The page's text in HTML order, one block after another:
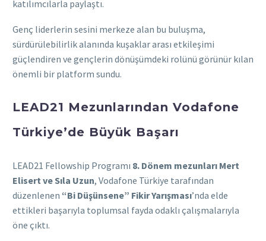
katılımcılarla paylaştı.
Genç liderlerin sesini merkeze alan bu buluşma,
sürdürülebilirlik alanında kuşaklar arası etkileşimi
güçlendiren ve gençlerin dönüşümdeki rolünü görünür kılan
önemli bir platform sundu.
LEAD21 Mezunlarından Vodafone
Türkiye’de Büyük Başarı
LEAD21 Fellowship Programı 8. Dönem mezunları Mert
Elisert ve Sıla Uzun, Vodafone Türkiye tarafından
düzenlenen “Bi Düşünsene” Fikir Yarışması’nda elde
ettikleri başarıyla toplumsal fayda odaklı çalışmalarıyla
öne çıktı.